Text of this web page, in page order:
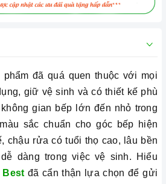
đã quá quen thuộc với mọi
giữ vệ sinh và cóthiết kế phù
gian bếp lớn đến nhỏ trong
sắc chuẩn cho góc bếp hiện
chậu rửa có tuổi thọ cao, lâu bền
dàng trong việc vệ sinh. Hiểu
Best đã cẩn thận lựa chọn để gửi